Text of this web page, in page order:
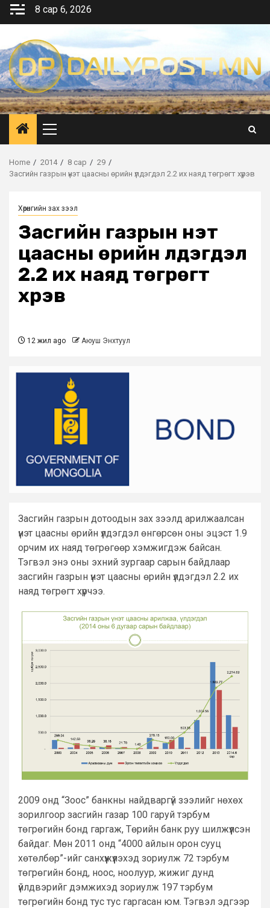
Skip
8 сар 6, 2026
Primary
Menu
Home 2014 8 сар
29
Засгийн газрын үнэт цаасны өрийн үлдэгдэл 2.2 их наяд төгрөгт хүрэв
Хөрөнгийн зах зээл
Засгийн газрын үнэт
цаасны өрийн үлдэгдэл
2.2 их наяд төгрөгт
хүрэв
12 жил ago Аюуш Энхтуул
Засгийн газрын дотоодын зах зээлд арилжаалсан
үнэт цаасны өрийн үлдэгдэл өнгөрсөн оны эцэст 1.9
орчим их наяд төгрөгөөр хэмжигдэж байсан.
Тэгвэл энэ оны эхний зургаар сарын байдлаар
засгийн газрын үнэт цаасны өрийн үлдэгдэл 2.2 их
наяд төгрөгт хүрчээ.
2009 онд “Зоос” банкны найдваргүй зээлийг нөхөх
зорилгоор засгийн газар 100 гаруй тэрбум
төгрөгийн бонд гаргаж, Төрийн банк руу шилжүүлсэн
байдаг. Мөн 2011 онд “4000 айлын орон сууц
хөтөлбөр”-ийг санхүүжүүлэхэд зориулж 72 тэрбум
төгрөгийн бонд, ноос, ноолуур, жижиг дунд
үйлдвэрийг дэмжихэд зориулж 197 тэрбум
төгрөгийн бонд тус тус гаргасан юм. Тэгвэл эдгээр